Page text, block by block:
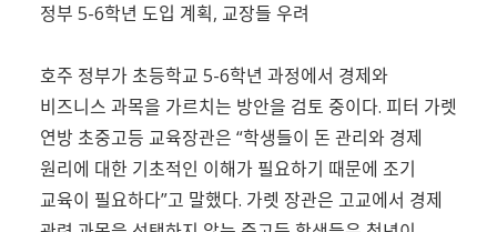
정부 5-6학년 도입 계획, 교장들 우려
호주 정부가 초등학교 5-6학년 과정에서 경제와
비즈니스 과목을 가르치는 방안을 검토 중이다. 피터 가렛
연방 초중고등 교육장관은 “학생들이 돈 관리와 경제
원리에 대한 기초적인 이해가 필요하기 때문에 조기
교육이 필요하다”고 말했다. 가렛 장관은 고교에서 경제